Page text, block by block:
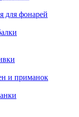
для фонарей
и приманок